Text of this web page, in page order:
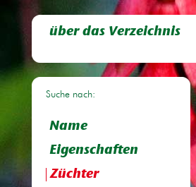
über das Verzeichnis
Suche nach:
Name
Eigenschaften
Züchter